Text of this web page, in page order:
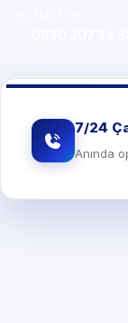
7/24
Anında